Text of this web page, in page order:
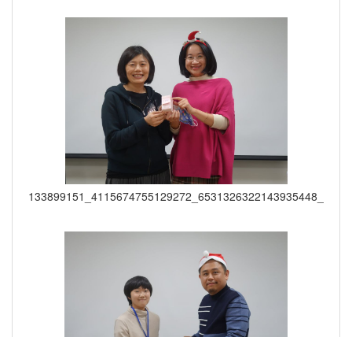
133899151_4115674755129272_6531326322143935448_o